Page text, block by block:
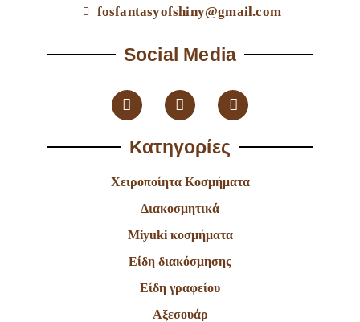
fosfantasyofshiny@gmail.com
Social Media
Κατηγορίες
Χειροποίητα Κοσμήματα
Διακοσμητικά
Miyuki κοσμήματα
Είδη διακόσμησης
Είδη γραφείου
Αξεσουάρ